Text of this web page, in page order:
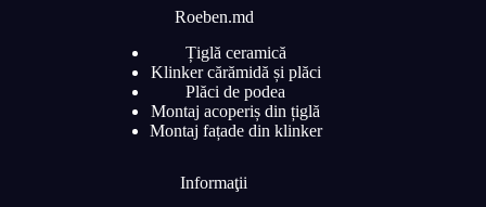
Roeben.md
Țiglă ceramică
Klinker cărămidă și plăci
Plăci de podea
Montaj acoperiș din țiglă
Montaj fațade din klinker
Informaţii